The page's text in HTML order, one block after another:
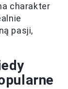
charakter
pasji,